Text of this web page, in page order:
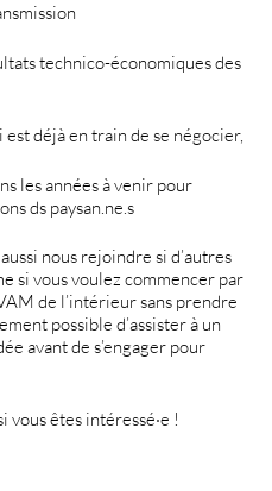
technico-économiques des
déjà en train de se négocier,
les années à venir pour
ds paysan.ne.s
nous rejoindre si d’autres
si vous voulez commencer par
de l’intérieur sans prendre
possible d’assister à un
avant de s’engager pour
vous êtes intéressé·e !